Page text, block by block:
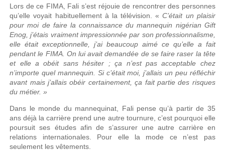
Lors de ce FIMA, Fali s’est réjouie de rencontrer des personnes
qu’elle voyait habituellement à la télévision. «C’était un plaisir
pour moi de faire la connaissance du mannequin nigérian Gift
Enog, j’étais vraiment impressionnée par son professionnalisme,
elle était exceptionnelle, j’ai beaucoup aimé ce qu’elle a fait
pendant le FIMA. On lui avait demandée de se faire raser la tête
et elle a obéit sans hésiter ; ça n’est pas acceptable chez
n’importe quel mannequin. Si c’était moi, j’allais un peu réfléchir
avant mais j’allais obéir certainement, ça fait partie des risques
du métier. »
Dans le monde du mannequinat, Fali pense qu’à partir de 35
ans déjà la carrière prend une autre tournure, c’est pourquoi elle
poursuit ses études afin de s’assurer une autre carrière en
relations internationales. Pour elle la mode ce n’est pas
seulement les vêtements.